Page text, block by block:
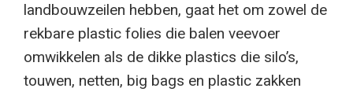
landbouwzeilen hebben, gaat het om zowel de
rekbare plastic folies die balen veevoer
omwikkelen als de dikke plastics die silo’s,
touwen, netten, big bags en plastic zakken